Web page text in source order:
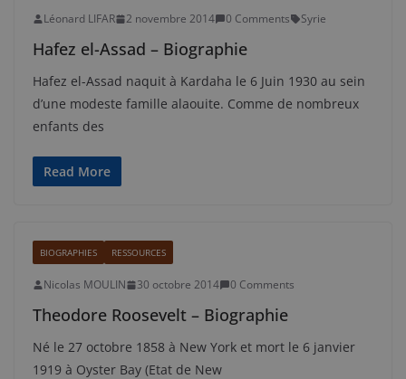
Léonard LIFAR 2 novembre 2014 0 Comments Syrie
Hafez el-Assad – Biographie
Hafez el-Assad naquit à Kardaha le 6 Juin 1930 au sein
d’une modeste famille alaouite. Comme de nombreux
enfants des
Read More
BIOGRAPHIES RESSOURCES
Nicolas MOULIN 30 octobre 2014 0 Comments
Theodore Roosevelt – Biographie
Né le 27 octobre 1858 à New York et mort le 6 janvier
1919 à Oyster Bay (Etat de New